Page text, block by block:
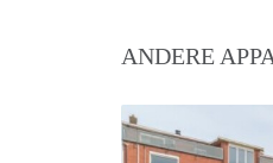
ANDERE